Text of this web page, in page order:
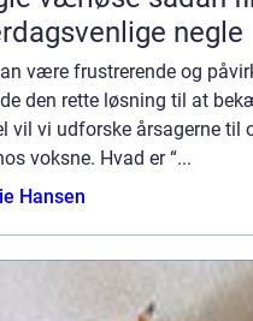
negle
være frustrerende og
den rette løsning til at
vil vi udforske årsagerne til
voksne. Hvad er “...
Hansen